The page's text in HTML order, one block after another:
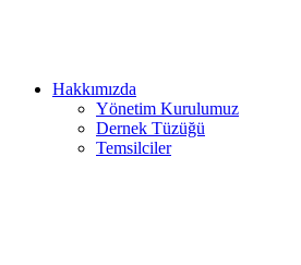
Hakkımızda
Yönetim Kurulumuz
Dernek Tüzüğü
Temsilciler